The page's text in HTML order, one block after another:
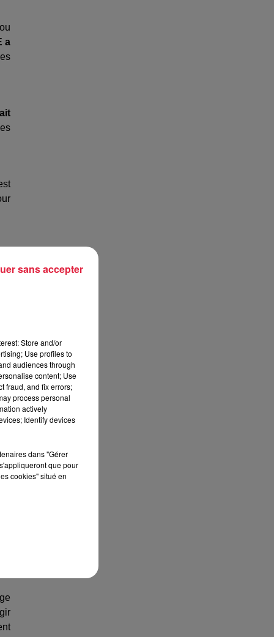
a
Store and/or
Use profiles to
audiences through
content; Use
fraud, and fix errors;
process personal
actively
Identify devices
dans "Gérer
que pour
cookies" situé en
sans accepter